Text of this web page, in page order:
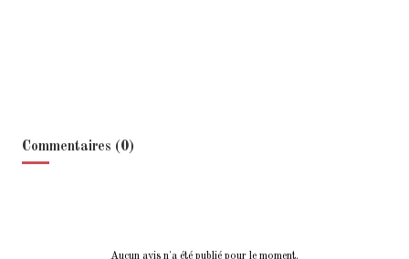
Commentaires (0)
Aucun avis n'a été publié pour le moment.